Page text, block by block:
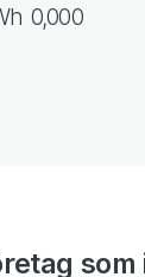
0,000